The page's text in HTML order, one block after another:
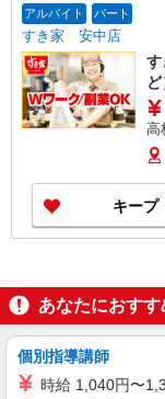
アルバイト パート
すき家 安中店
す
ど
高
キープ
あなたにおす
個別指導講師
時給 1,040円〜